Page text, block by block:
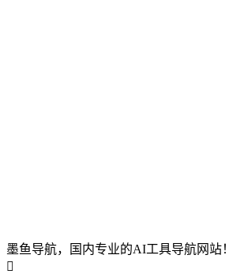
墨鱼导航，国内专业的AI工具导航网站！
